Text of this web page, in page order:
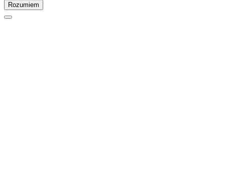
Rozumiem